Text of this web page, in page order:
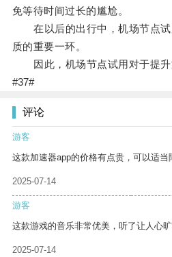
免等待时间过长的尴尬。
在以后的出行中，机场节点试
质的重要一环。
因此，机场节点试用对于提升
#37#
评论
游客
这款加速器app的价格有点贵，可以适当
2025-07-14
游客
这款游戏的音乐非常优美，听了让人心旷
2025-07-14